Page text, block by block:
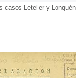
casos Letelier y Lonquén